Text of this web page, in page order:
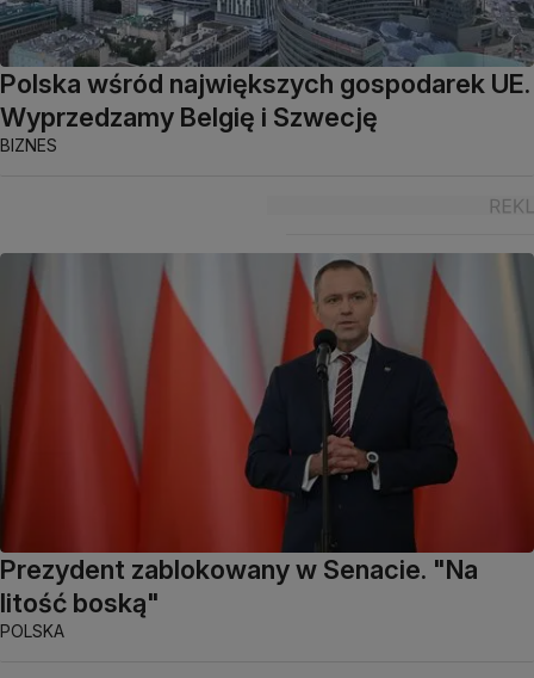
Polska wśród największych gospodarek UE.
Wyprzedzamy Belgię i Szwecję
BIZNES
Prezydent zablokowany w Senacie. "Na
litość boską"
POLSKA